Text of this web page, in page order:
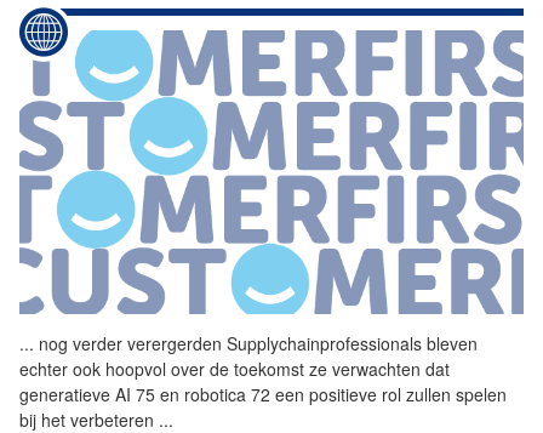
... nog verder verergerden Supplychainprofessionals bleven
echter ook hoopvol over de toekomst ze verwachten dat
generatieve AI 75 en robotica 72 een positieve rol zullen spelen
bij het verbeteren ...